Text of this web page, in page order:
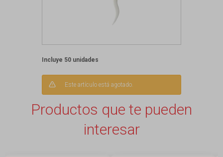
Incluye 50 unidades
Este artículo está agotado.
Productos que te pueden
interesar